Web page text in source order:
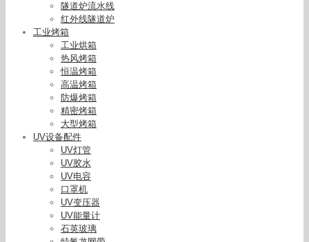
隧道炉流水线
红外线隧道炉
工业烤箱
工业烘箱
热风烤箱
恒温烤箱
高温烤箱
防爆烤箱
精密烤箱
大型烤箱
UV设备配件
UV灯管
UV胶水
UV电容
口罩机
UV变压器
UV能量计
石英玻璃